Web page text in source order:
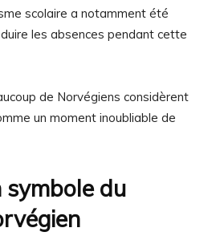
scolaire a notamment été
les absences pendant cette
de Norvégiens considèrent
un moment inoubliable de
symbole du